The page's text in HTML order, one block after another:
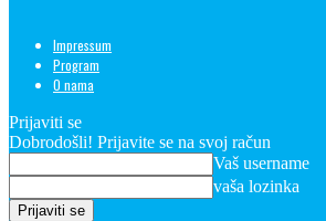
Impressum
Program
O nama
Prijaviti se
Dobrodošli! Prijavite se na svoj račun
Vaš username
vaša lozinka